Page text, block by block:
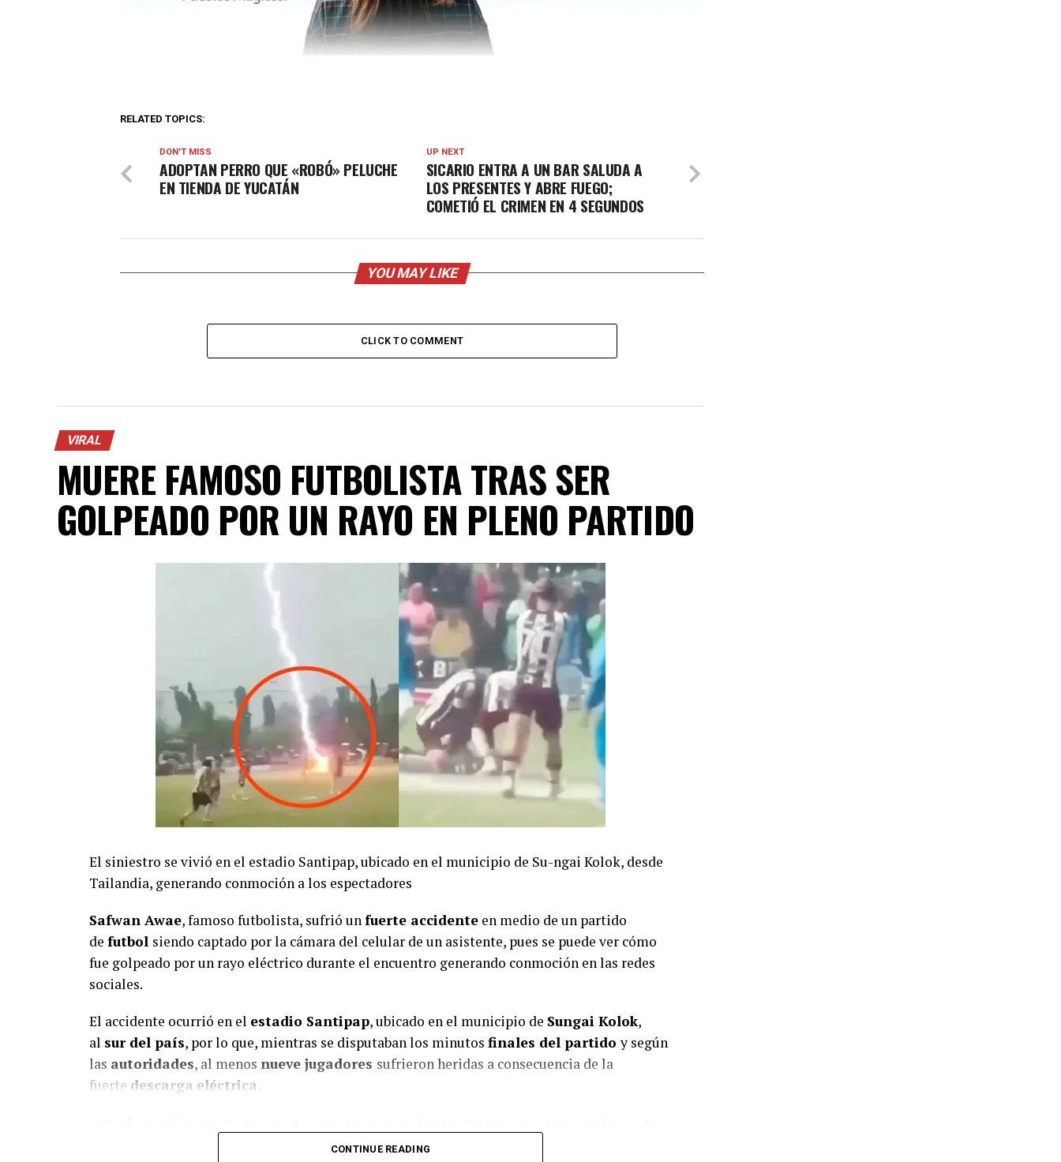
RELATED TOPICS:
UP NEXT
SICARIO ENTRA A UN BAR SALUDA A
LOS PRESENTES Y ABRE FUEGO;
COMETIÓ EL CRIMEN EN 4 SEGUNDOS
DON'T MISS
ADOPTAN PERRO QUE «ROBÓ» PELUCHE
EN TIENDA DE YUCATÁN
YOU MAY LIKE
CLICK TO COMMENT
VIRAL
MUERE FAMOSO FUTBOLISTA TRAS SER
GOLPEADO POR UN RAYO EN PLENO PARTIDO
El siniestro se vivió en el estadio Santipap, ubicado en el municipio de Su-ngai Kolok, desde
Tailandia, generando conmoción a los espectadores
Safwan Awae, famoso futbolista, sufrió un fuerte accidente en medio de un partido
de futbol siendo captado por la cámara del celular de un asistente, pues se puede ver cómo
fue golpeado por un rayo eléctrico durante el encuentro generando conmoción en las redes
sociales.
El accidente ocurrió en el estadio Santipap, ubicado en el municipio de Sungai Kolok,
al sur del país, por lo que, mientras se disputaban los minutos finales del partidoy según
las autoridades, al menos nueve jugadores sufrieron heridas a consecuencia de la
fuerte descarga eléctrica.
¿Qué pasó con Safwan Awae, famoso futbolista que fue golpeado
CONTINUE READING